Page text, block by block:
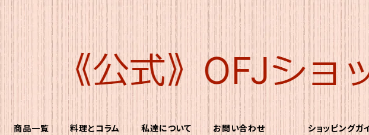
商品一覧 料理とコラム 私達について お問い合わせ ショッピングガ